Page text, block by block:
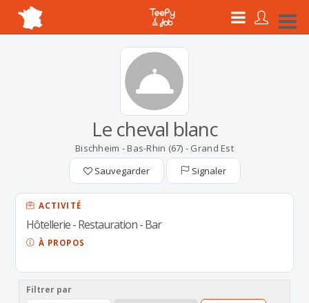
Le cheval blanc
Bischheim - Bas-Rhin (67) - Grand Est
Sauvegarder
Signaler
ACTIVITÉ
Hôtellerie - Restauration - Bar
À PROPOS
Filtrer par